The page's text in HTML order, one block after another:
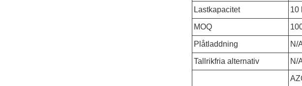
Lastkapacitet 10
MOQ
Plåtladdning N/
Tallrikfria alternativ N/